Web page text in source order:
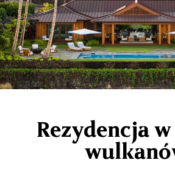
Rezydencja